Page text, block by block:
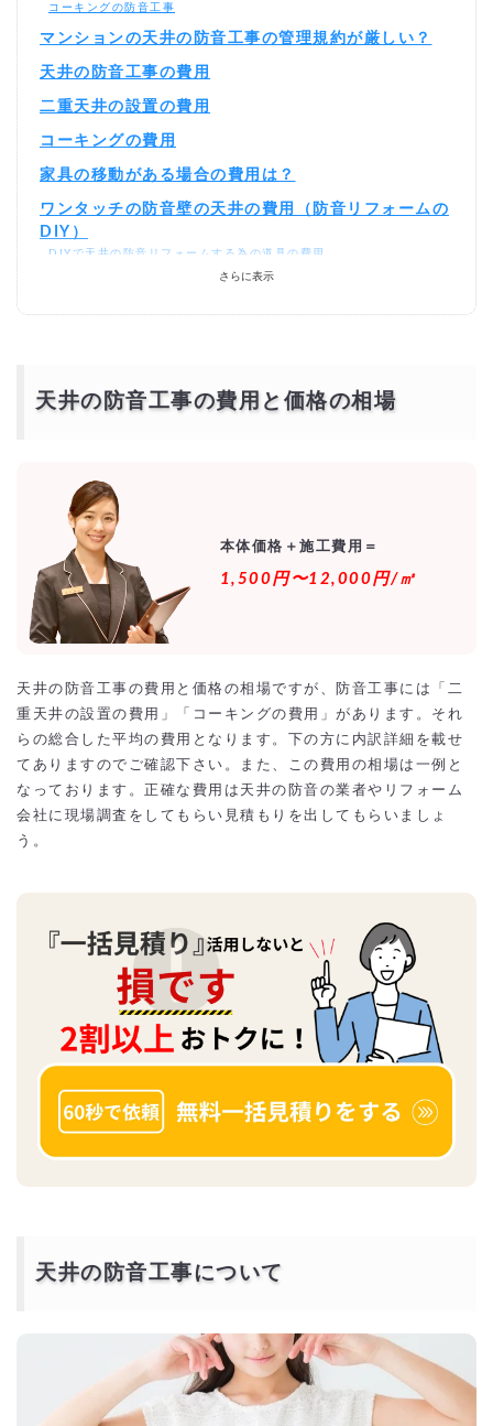
コーキングの防音工事
マンションの天井の防音工事の管理規約が厳しい？
天井の防音工事の費用
二重天井の設置の費用
コーキングの費用
家具の移動がある場合の費用は？
ワンタッチの防音壁の天井の費用（防音リフォームの
DIY）
DIYで天井の防音リフォームする為の道具の費用
さらに表示
天井の防音工事の費用と価格の相場
本体価格＋施工費用＝
1,500円〜12,000円/㎡
天井の防音工事の費用と価格の相場ですが、防音工事には「二
重天井の設置の費用」「コーキングの費用」があります。それ
らの総合した平均の費用となります。下の方に内訳詳細を載せ
てありますのでご確認下さい。また、この費用の相場は一例と
なっております。正確な費用は天井の防音の業者やリフォーム
会社に現場調査をしてもらい見積もりを出してもらいましょ
う。
天井の防音工事について